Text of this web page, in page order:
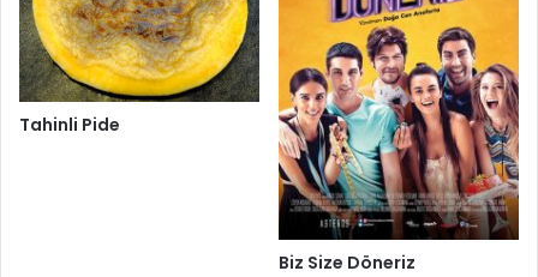
Tahinli Pide
Biz Size Döneriz